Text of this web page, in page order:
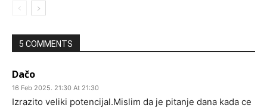
5 COMMENTS
Dačo
16 Feb 2025. 21:30 At 21:30
Izrazito veliki potencijal.Mislim da je pitanje dana kada ce